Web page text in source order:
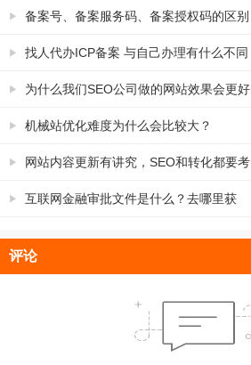
案，提交截图，这样来操作
备案号、备案服务码、备案授权码的区别
是什么？简单介绍您就懂了
找人代办ICP备案 与自己办理有什么不同
掏钱找人办值得吗？
为什么我们SEO公司做的网站效果会更好
机械站优化难度为什么会比较大？
网站内容更新有讲究，SEO和转化都要考
虑，就得明白标题和内容这样写才合适
互联网金融审批文件是什么？去哪里获
评论